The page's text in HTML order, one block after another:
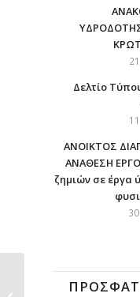
Δελτίο
ΑΝΟΙΚΤΟΣ
ΑΝΑΘΕΣΗ
ζημιών σε έργα
ΑΝΟΙΚΤΟΣ
ΔΙΑΓΩΝΙΣΜΟΣ ΓΙΑ ΤΗΝ